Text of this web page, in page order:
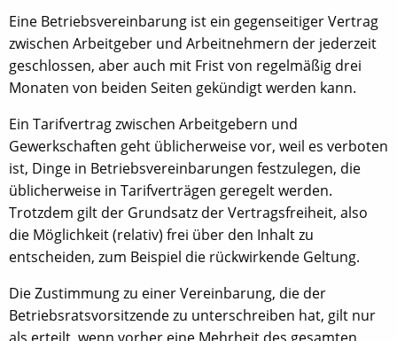
Eine Betriebsvereinbarung ist ein gegenseitiger Vertrag
zwischen Arbeitgeber und Arbeitnehmern der jederzeit
geschlossen, aber auch mit Frist von regelmäßig drei
Monaten von beiden Seiten gekündigt werden kann.
Ein Tarifvertrag zwischen Arbeitgebern und
Gewerkschaften geht üblicherweise vor, weil es verboten
ist, Dinge in Betriebsvereinbarungen festzulegen, die
üblicherweise in Tarifverträgen geregelt werden.
Trotzdem gilt der Grundsatz der Vertragsfreiheit, also
die Möglichkeit (relativ) frei über den Inhalt zu
entscheiden, zum Beispiel die rückwirkende Geltung.
Die Zustimmung zu einer Vereinbarung, die der
Betriebsratsvorsitzende zu unterschreiben hat, gilt nur